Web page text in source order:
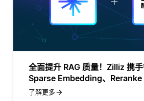
全面提升 RAG 质量！Zilliz 携
Sparse Embedding、Reranke
了解更多